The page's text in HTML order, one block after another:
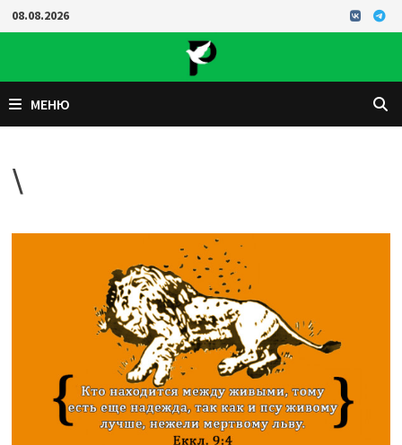
Перейти
к
08.08.2026
МЕНЮ
\